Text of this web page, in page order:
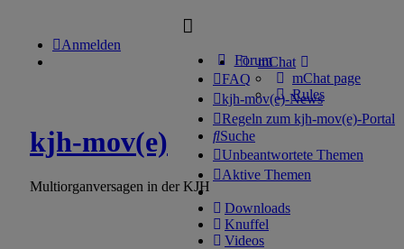
Forum
FAQ
kjh-mov(e)-News
Regeln zum kjh-mov(e)-Portal
Suche
Unbeantwortete Themen
Aktive Themen
Downloads
Knuffel
Videos
Anmelden
mChat
mChat page
Rules
kjh-mov(e)
Multiorganversagen in der KJH